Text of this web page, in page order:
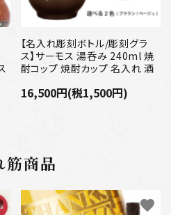
【名入れ彫刻ボトル/彫刻グラ
ス】サーモス 湯呑み 240ml 焼
酎コップ 焼酎カップ 名入れ 酒
16,500円(税1,500円)
筋商品
favorite